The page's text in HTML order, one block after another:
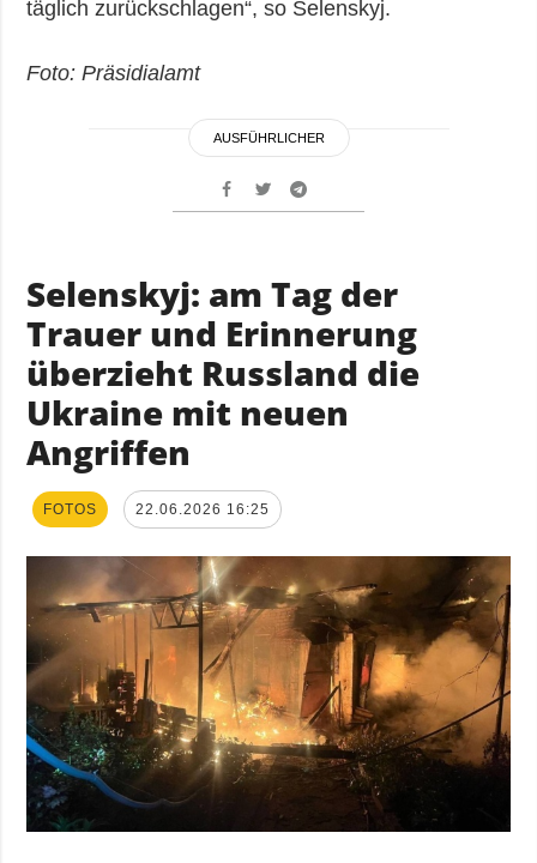
täglich zurückschlagen“, so Selenskyj.
Foto: Präsidialamt
AUSFÜHRLICHER
Selenskyj: am Tag der
Trauer und Erinnerung
überzieht Russland die
Ukraine mit neuen
Angriffen
FOTOS 22.06.2026 16:25